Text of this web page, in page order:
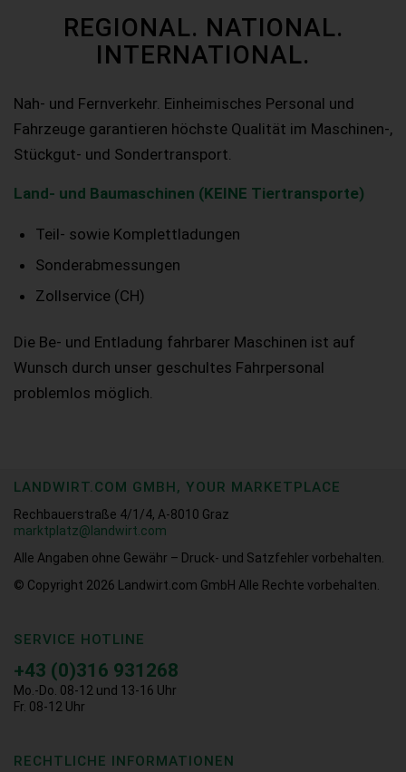
REGIONAL. NATIONAL.
INTERNATIONAL.
Nah- und Fernverkehr. Einheimisches Personal und
Fahrzeuge garantieren höchste Qualität im Maschinen-,
Stückgut- und Sondertransport.
Land- und Baumaschinen (KEINE Tiertransporte)
Teil- sowie Komplettladungen
Sonderabmessungen
Zollservice (CH)
Die Be- und Entladung fahrbarer Maschinen ist auf
Wunsch durch unser geschultes Fahrpersonal
problemlos möglich.
LANDWIRT.COM GMBH, YOUR MARKETPLACE
Rechbauerstraße 4/1/4, A-8010 Graz
marktplatz@landwirt.com
Alle Angaben ohne Gewähr – Druck- und Satzfehler vorbehalten.
© Copyright 2026
Landwirt.com GmbH Alle Rechte vorbehalten.
SERVICE HOTLINE
+43 (0)316 931268
Mo.-Do. 08-12 und 13-16 Uhr
Fr. 08-12 Uhr
RECHTLICHE INFORMATIONEN